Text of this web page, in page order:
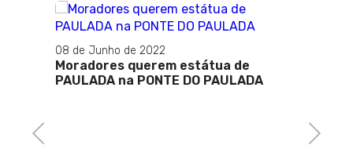
Previous
08 de Junho de 2022
Moradores querem estátua de
PAULADA na PONTE DO PAULADA
pede
Next